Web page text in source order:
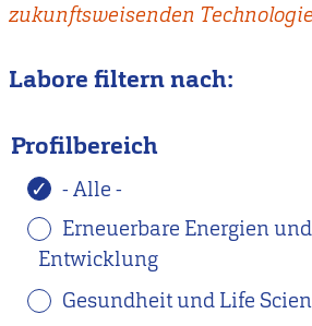
zukunftsweisenden
Labore filtern nach:
Profilbereich
- Alle -
Erneuerbare Energien
Entwicklung
Gesundheit und Life